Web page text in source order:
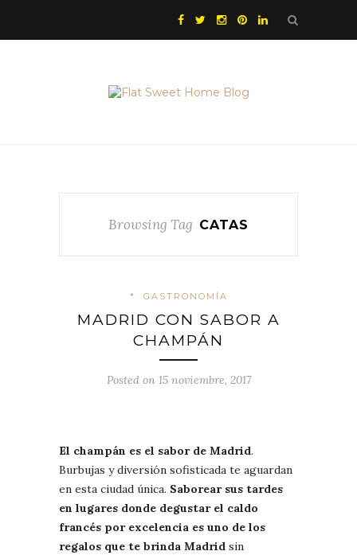
Browsing Tag CATAS
* GASTRONOMÍA
MADRID CON SABOR A
CHAMPÁN
Posted on 15 noviembre, 2017
El champán es el sabor de Madrid.
Burbujas y diversión sofisticada te aguardan
en esta ciudad única. Saborear sus tardes
en lugares donde degustar el caldo
francés por excelencia es uno de los
regalos que te brinda Madrid sin